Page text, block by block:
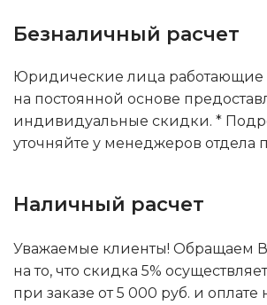
Безналичный расчет
Юридические лица
на постоянной основе
индивидуальные скидки. *
уточняйте у менеджеров отдела
Наличный расчет
Уважаемые клиенты! Обращаем
на то, что скидка 5%
при заказе от 5 000 руб. и